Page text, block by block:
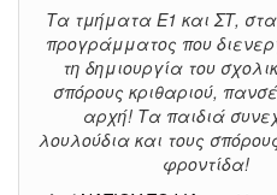
Τα τμήματα Ε1 και ΣΤ,
προγράμματος που
τη δημιουργία του
σπόρους κριθαριού,
αρχή! Τα παιδιά
λουλούδια και τους